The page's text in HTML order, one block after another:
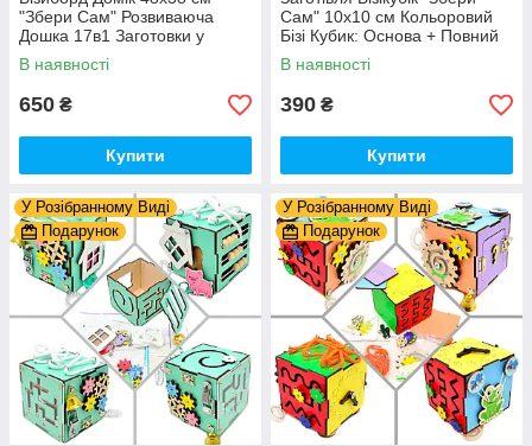
"Збери Сам" Розвиваюча
Дошка 17в1 Заготовки у
Разобранному вигляді +
Деталі та Фарба
В наявності
650 ₴
Купити
Сам" 10х10 см Кольоровий
Бізі Кубик: Основа + Повний
Комплект (в Розібраному
Виді) Кубік Бізи, Жовтий
В наявності
390 ₴
Купити
У Розібранному Виді
Подарунок
У Розібранному Виді
Подарунок